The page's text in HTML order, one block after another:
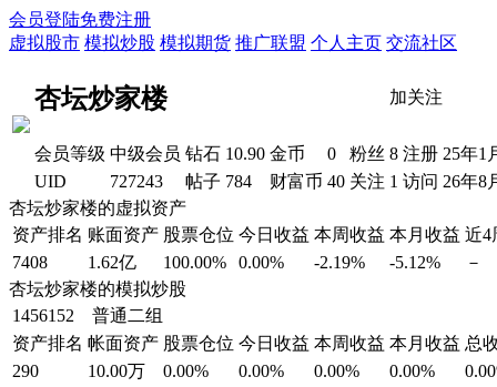
会员登陆免费注册
虚拟股市 模拟炒股 模拟期货 推广联盟 个人主页 交流社区
杏坛炒家楼 加关注
会员等级 中级会员 钻石 10.90 金币 0 粉丝 8 注册 25年1
UID
727243 帖子 784 财富币 40 关注 1 访问 26年8
杏坛炒家楼的虚拟资产
资产排名 账面资产 股票仓位 今日收益 本周收益 本月收益 近4
7408
1.62亿 100.00% 0.00% -2.19% -5.12%
－
杏坛炒家楼的模拟炒股
1456152 普通二组
资产排名 帐面资产 股票仓位 今日收益 本周收益 本月收益 总
290
10.00万 0.00% 0.00% 0.00% 0.00%